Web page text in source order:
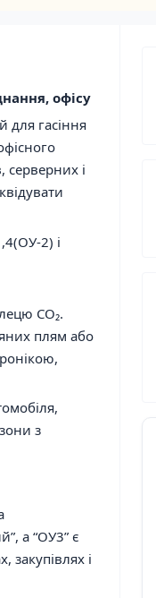
офісу
для гасіння
серверних і
2) і
CO₂.
плям або
з
а “ОУ3” є
закупівлях і